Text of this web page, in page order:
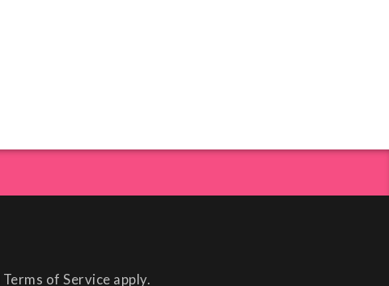
Terms of Service apply.